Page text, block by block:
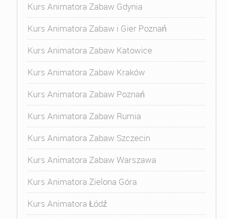
Kurs Animatora Zabaw Gdynia
Kurs Animatora Zabaw i Gier Poznań
Kurs Animatora Zabaw Katowice
Kurs Animatora Zabaw Kraków
Kurs Animatora Zabaw Poznań
Kurs Animatora Zabaw Rumia
Kurs Animatora Zabaw Szczecin
Kurs Animatora Zabaw Warszawa
Kurs Animatora Zielona Góra
Kurs Animatora Łódź